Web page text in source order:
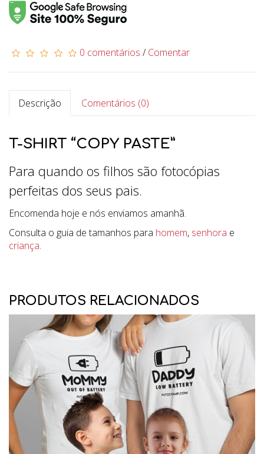
0 comentários /Comentar
Descrição Comentários (0)
T-SHIRT “COPY PASTE”
Para quando os filhos são fotocópias
perfeitas dos seus pais.
Encomenda hoje e nós enviamos amanhã.
Consulta o guia de tamanhos para homem, senhora e
criança.
PRODUTOS RELACIONADOS